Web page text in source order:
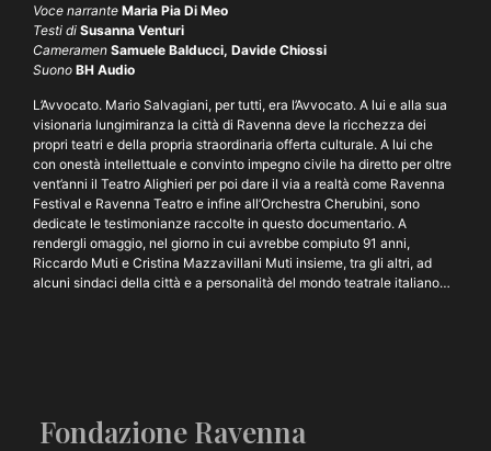
Voce narrante Maria Pia Di Meo
Testi di Susanna Venturi
Cameramen Samuele Balducci, Davide Chiossi
Suono BH Audio
L’Avvocato. Mario Salvagiani, per tutti, era l’Avvocato. A lui e alla sua
visionaria lungimiranza la città di Ravenna deve la ricchezza dei
propri teatri e della propria straordinaria offerta culturale. A lui che
con onestà intellettuale e convinto impegno civile ha diretto per oltre
vent’anni il Teatro Alighieri per poi dare il via a realtà come Ravenna
Festival e Ravenna Teatro e infine all’Orchestra Cherubini, sono
dedicate le testimonianze raccolte in questo documentario. A
rendergli omaggio, nel giorno in cui avrebbe compiuto 91 anni,
Riccardo Muti e Cristina Mazzavillani Muti insieme, tra gli altri, ad
alcuni sindaci della città e a personalità del mondo teatrale italiano…
Fondazione Ravenna